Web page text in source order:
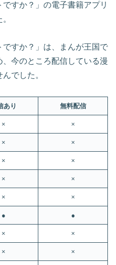
すか？」の電子書籍アプリ
すか？」は、まんが王国で
今のところ配信している漫
でした。
あり 無料配信
× ×
× ×
× ×
× ×
× ×
● ●
× ×
× ×